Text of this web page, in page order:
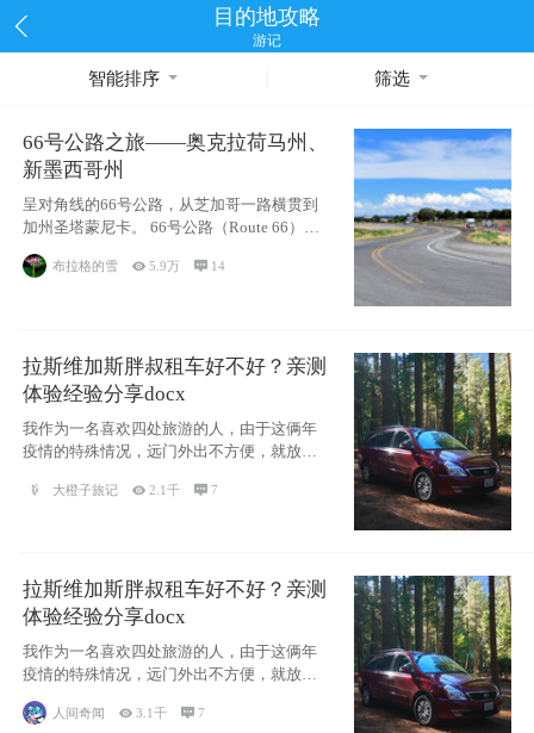
目的地攻略
游记
智能排序 筛选
66号公路之旅——奥克拉荷马州、
新墨西哥州
呈对角线的66号公路，从芝加哥一路横贯到
加州圣塔蒙尼卡。 66号公路（Route 66），
被美国人
布拉格的雪  5.9万  14
拉斯维加斯胖叔租车好不好？亲测
体验经验分享docx
我作为一名喜欢四处旅游的人，由于这俩年
疫情的特殊情况，远门外出不方便，就放弃
大橙子旅记 2.1千 7
拉斯维加斯胖叔租车好不好？亲测
体验经验分享docx
我作为一名喜欢四处旅游的人，由于这俩年
疫情的特殊情况，远门外出不方便，就放弃
了去美国
人间奇闻 3.1千 7